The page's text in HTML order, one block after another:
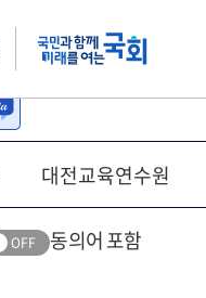
OFF 동의어 포함